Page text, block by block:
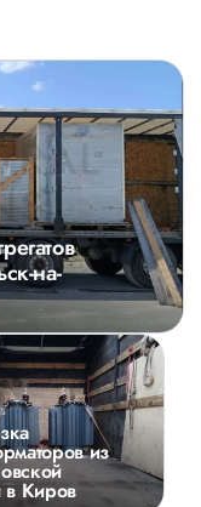
на-
из
в Киров